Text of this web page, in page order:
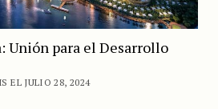
Unión para el Desarrollo
EL JULIO 28, 2024